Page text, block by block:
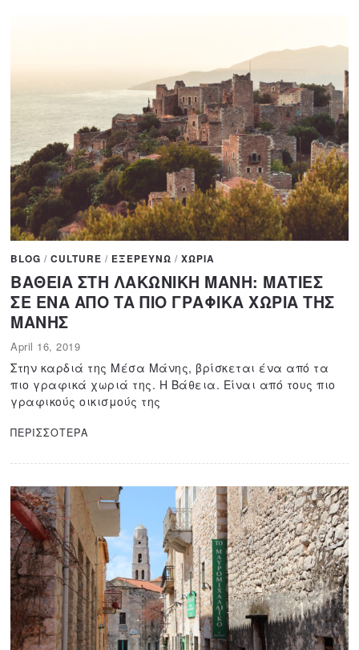
BLOG / CULTURE / ΕΞΕΡΕΥΝΩ / ΧΩΡΙΑ
ΒΑΘΕΙΑ ΣΤΗ ΛΑΚΩΝΙΚΗ ΜΑΝΗ: ΜΑΤΙΕΣ
ΣΕ ΕΝΑ ΑΠΟ ΤΑ ΠΙΟ ΓΡΑΦΙΚΑ ΧΩΡΙΑ ΤΗΣ
ΜΑΝΗΣ
April 16, 2019
p
r
i
l
1
2
2
0
Στην καρδιά της Μέσα Μάνης, βρίσκεται ένα από τα
πιο γραφικά χωριά της. Η Βάθεια. Είναι από τους πιο
γραφικούς οικισμούς της
ΠΕΡΙΣΣΟΤΕΡΑ